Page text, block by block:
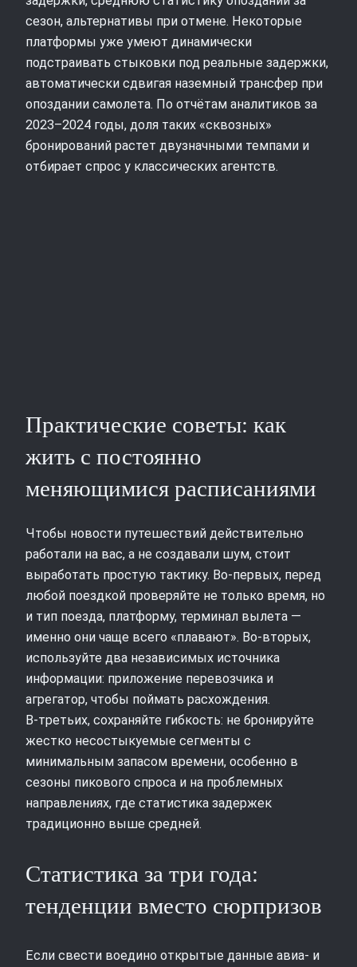
сезон, альтернативы при отмене. Некоторые
платформы уже умеют динамически
подстраивать стыковки под реальные задержки,
автоматически сдвигая наземный трансфер при
опоздании самолета. По отчётам аналитиков за
2023–2024 годы, доля таких «сквозных»
бронирований растет двузначными темпами и
отбирает спрос у классических агентств.
Практические советы: как
жить с постоянно
меняющимися расписаниями
Чтобы новости путешествий действительно
работали на вас, а не создавали шум, стоит
выработать простую тактику. Во‑первых, перед
любой поездкой проверяйте не только время, но
и тип поезда, платформу, терминал вылета —
именно они чаще всего «плавают». Во‑вторых,
используйте два независимых источника
информации: приложение перевозчика и
агрегатор, чтобы поймать расхождения.
В‑третьих, сохраняйте гибкость: не бронируйте
жестко несостыкуемые сегменты с
минимальным запасом времени, особенно в
сезоны пикового спроса и на проблемных
направлениях, где статистика задержек
традиционно выше средней.
Статистика за три года:
тенденции вместо сюрпризов
Если свести воедино открытые данные авиа‑ и